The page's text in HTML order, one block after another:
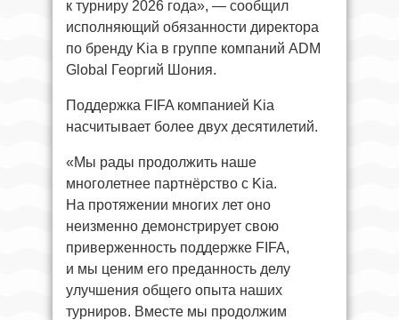
к турниру 2026 года», — сообщил
исполняющий обязанности директора
по бренду Kia в группе компаний ADM
Global Георгий Шония.
Поддержка FIFA компанией Kia
насчитывает более двух десятилетий.
«Мы рады продолжить наше
многолетнее партнёрство с Kia.
На протяжении многих лет оно
неизменно демонстрирует свою
приверженность поддержке FIFA,
и мы ценим его преданность делу
улучшения общего опыта наших
турниров. Вместе мы продолжим